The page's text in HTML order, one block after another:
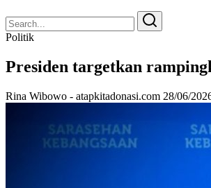
Search
for:
Search
Politik
Presiden targetkan
Rina Wibowo - atapkitadonasi.com 28/06/